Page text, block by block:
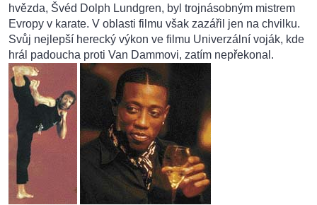
hvězda, Švéd Dolph Lundgren, byl trojnásobným mistrem
Evropy v karate. V oblasti filmu však zazářil jen na chvilku.
Svůj nejlepší herecký výkon ve filmu Univerzální voják, kde
hrál padoucha proti Van Dammovi, zatím nepřekonal.